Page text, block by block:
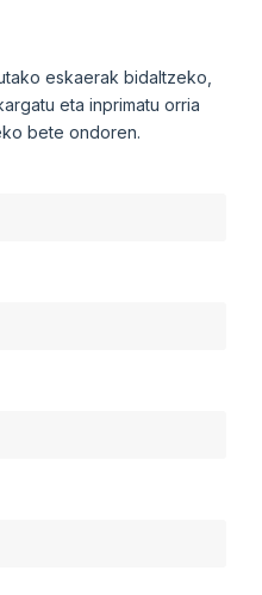
eskaerak bidaltzeko,
eta inprimatu orria
bete ondoren.